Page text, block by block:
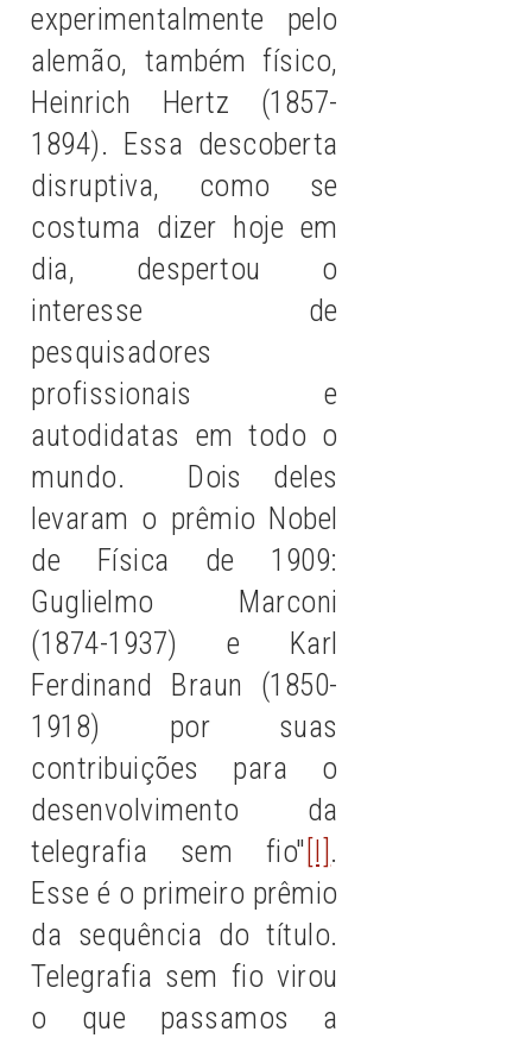
experimentalmente pelo
alemão, também físico,
Heinrich Hertz (1857-
1894). Essa descoberta
disruptiva, como se
costuma dizer hoje em
dia, despertou o
interesse de
pesquisadores
profissionais e
autodidatas em todo o
mundo. Dois deles
levaram o prêmio Nobel
de Física de 1909:
Guglielmo Marconi
(1874-1937) e Karl
Ferdinand Braun (1850-
1918) por suas
contribuições para o
desenvolvimento da
telegrafia sem fio" [I].
Esse é o primeiro prêmio
da sequência do título.
Telegrafia sem fio virou
o que passamos a